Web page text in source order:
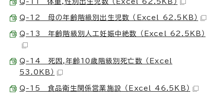
Q-12 母の年齢階級別出生児数 （Excel 62.5KB）
Q-13 年齢階級別人工妊娠中絶数 （Excel 62.5KB）
Q-14 死因,年齢10歳階級別死亡数 （Excel
53.0KB）
Q-15 食品衛生関係営業施設 （Excel 46.5KB）